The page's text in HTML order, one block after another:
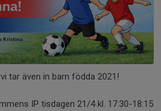
tar även in barn födda 2021!
IP tisdagen 21/4 kl. 17:30-18:15